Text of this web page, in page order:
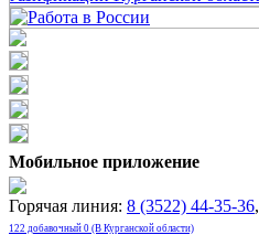
Мобильное приложение
Горячая линия: 8 (3522) 44-35-36,
122 добавочный 0 (В Курганской области)